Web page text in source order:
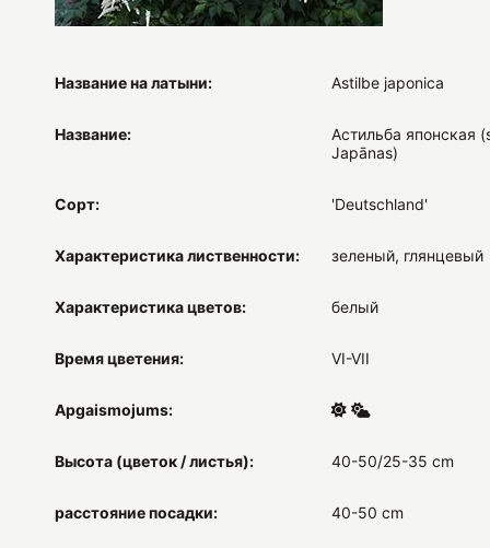
Название на латыни: Astilbe japonica
Название:
Астильба японская
Japānas)
Сорт: 'Deutschland'
Характеристика лиственности: зеленый, глянцевый
Характеристика цветов: белый
Время цветения: VI-VII
Apgaismojums:
Высота (цветок / листья): 40-50/25-35 cm
расстояние посадки: 40-50 cm